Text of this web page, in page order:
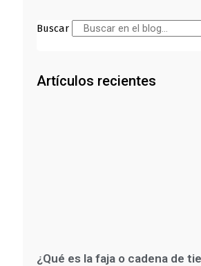
Buscar
Artículos recientes
¿Qué es la faja o cadena de